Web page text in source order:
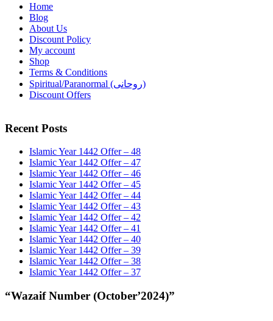
Home
Blog
About Us
Discount Policy
My account
Shop
Terms & Conditions
Spiritual/Paranormal (روحانی)
Discount Offers
Recent Posts
Islamic Year 1442 Offer – 48
Islamic Year 1442 Offer – 47
Islamic Year 1442 Offer – 46
Islamic Year 1442 Offer – 45
Islamic Year 1442 Offer – 44
Islamic Year 1442 Offer – 43
Islamic Year 1442 Offer – 42
Islamic Year 1442 Offer – 41
Islamic Year 1442 Offer – 40
Islamic Year 1442 Offer – 39
Islamic Year 1442 Offer – 38
Islamic Year 1442 Offer – 37
“Wazaif Number (October’2024)”